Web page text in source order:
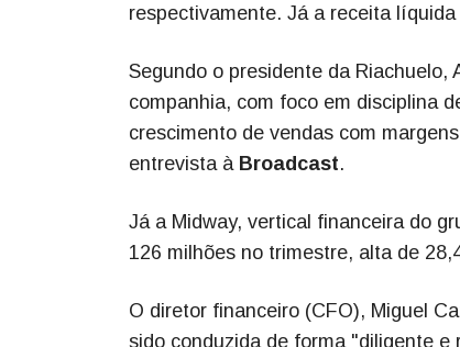
respectivamente. Já a receita
Segundo o presidente da
companhia, com foco em disciplina
crescimento de vendas com
entrevista à Broadcast.
Já a Midway, vertical financeira do
126 milhões no trimestre, alta de
O diretor financeiro (CFO), Miguel
sido conduzida de forma "diligente